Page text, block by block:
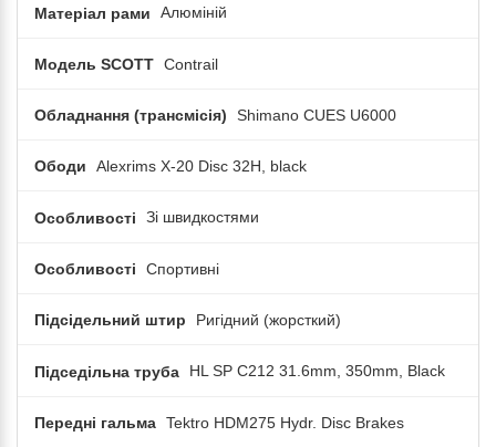
Матеріал рами Алюміній
Модель SCOTT Contrail
Обладнання (трансмісія) Shimano CUES U6000
Ободи Alexrims X-20 Disc 32H, black
Особливості Зі швидкостями
Особливості Спортивні
Підсідельний штир Ригідний (жорсткий)
Підседільна труба HL SP C212 31.6mm, 350mm, Black
Передні гальма Tektro HDM275 Hydr. Disc Brakes